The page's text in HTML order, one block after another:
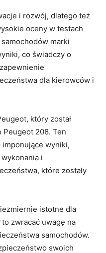
i rozwój,⁣ dlatego też
oceny w testach
marki
co⁤ świadczy o
⁢dla kierowców i
który został
Peugeot 208. Ten
imponujące wyniki,
i
które ‍zostały‍
istotne‌ dla
zwracać uwagę na‍
samochodów.
swoich